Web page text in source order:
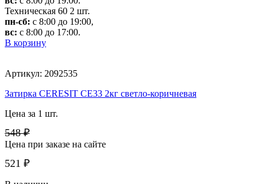
Техническая 60 2 шт.
пн-сб: с 8:00 до 19:00,
вс: с 8:00 до 17:00.
В корзину
Артикул: 2092535
Затирка CERESIT CE33 2кг светло-коричневая
Цена за 1 шт.
548 ₽
Цена при заказе на сайте
521 ₽